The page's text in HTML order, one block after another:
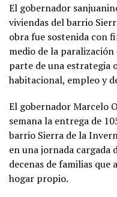
El gobernador
viviendas del barrio
obra fue sostenida con
medio de la
parte de una estrategia
habitacional, empleo y
El gobernador Marcelo
semana la entrega de
barrio Sierra de la
en una jornada
decenas de familias
hogar propio.